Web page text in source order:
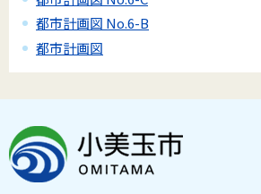
都市計画図 No.6-B
都市計画図